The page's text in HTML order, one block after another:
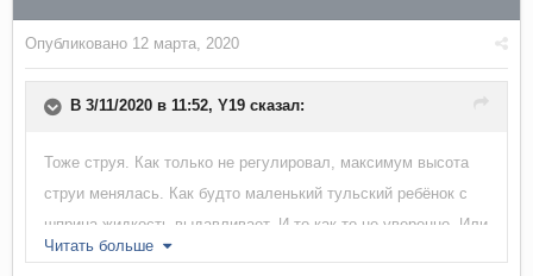
Опубликовано 12 марта, 2020
В 3/11/2020 в 11:52, Y19 сказал:
Тоже струя. Как только не регулировал, максимум высота
струи менялась. Как будто маленький тульский ребёнок с
шприца жидкость выдавливает. И то как-то не уверенно. Или
я тупой (на что надеюсь) и жиклер ещё как-то регулируется
Читать больше